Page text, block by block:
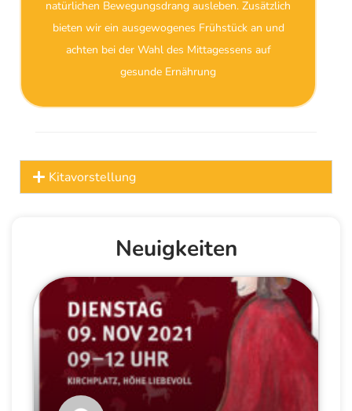
natürlichen Bewegungsdrang ausleben. Zusätzlich
bieten wir ein ausgewogenes Frühstück an und
achten bei der Wahl des Mittagessens auf
gesunde Ernährung
Kitavorstellung
Neuigkeiten